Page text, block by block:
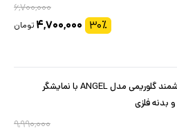
۶,۷۰۰,۰۰۰
۳۰٪ ۴,۷۰۰,۰۰۰ تومان
ساعت هوشمند گلوریمی مدل ANGEL با نمایشگر
۹,۹۹۰,۰۰۰